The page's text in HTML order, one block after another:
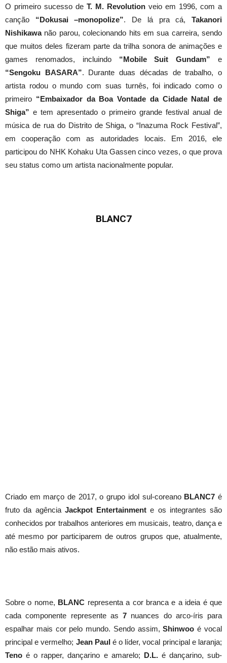
O primeiro sucesso de T. M. Revolution veio em 1996, com a
canção “Dokusai –monopolize”. De lá pra cá,Takanori
Nishikawanão parou, colecionando hits em sua carreira, sendo
que muitos deles fizeram parte da trilha sonora de animações e
games renomados, incluindo “Mobile Suit Gundam” e
“Sengoku BASARA”. Durante duas décadas de trabalho, o
artista rodou o mundo com suas turnês, foi indicado como o
primeiro “Embaixador da Boa Vontade da Cidade Natal de
Shiga” e tem apresentado o primeiro grande festival anual de
música de rua do Distrito de Shiga, o “Inazuma Rock Festival”,
em cooperação com as autoridades locais. Em 2016, ele
participou do NHK Kohaku Uta Gassen cinco vezes, o que prova
seu status como um artista nacionalmente popular.
BLANC7
Criado em março de 2017, o grupo idol sul-coreano BLANC7 é
fruto da agência Jackpot Entertainment e os integrantes são
conhecidos por trabalhos anteriores em musicais, teatro, dança e
até mesmo por participarem de outros grupos que, atualmente,
não estão mais ativos.
Sobre o nome, BLANC representa a cor branca e a ideia é que
cada componente represente as 7 nuances do arco-íris para
espalhar mais cor pelo mundo. Sendo assim,Shinwoo é vocal
principal e vermelho; Jean Paulé o líder, vocal principal e laranja;
Teno é o rapper, dançarino e amarelo; D.L.é dançarino, sub-